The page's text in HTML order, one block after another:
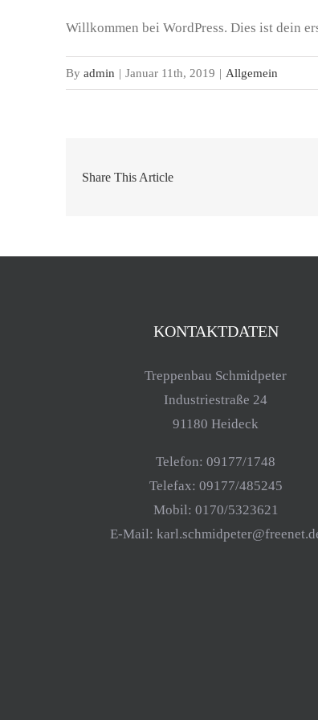
Willkommen bei WordPress. Dies ist dein
By admin | Januar 11th, 2019 | Allgemein
Share This Article
KONTAKTDATEN
Treppenbau Schmidpeter
Industriestraße 24
91180 Heideck
Telefon: 09177/1748
Telefax: 09177/485245
Mobil: 0170/5323621
E-Mail: